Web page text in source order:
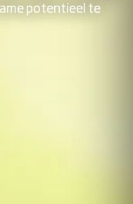
potentieel te